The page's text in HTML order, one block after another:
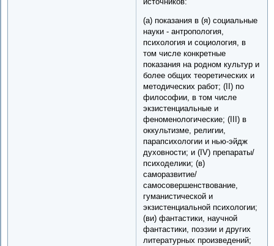
(а) показания в (я) социальные
науки - антропология,
психология и социология, в
том числе конкретные
показания на родном культур и
более общих теоретических и
методических работ; (II) по
философии, в том числе
экзистенциальные и
феноменологические; (III) в
оккультизме, религии,
парапсихологии и нью-эйдж
духовности; и (IV) препараты/
психоделики; (в)
саморазвитие/
самосовершенствование,
гуманистической и
экзистенциальной психологии;
(ви) фантастики, научной
фантастики, поэзии и других
литературных произведений;